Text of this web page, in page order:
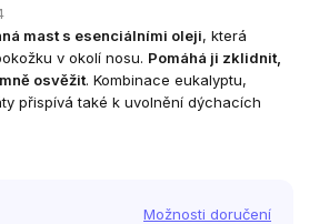
mast s esenciálními oleji, která
v okolí nosu. Pomáhá ji zklidnit,
osvěžit. Kombinace eukalyptu,
přispívá také k uvolnění dýchacích
Možnosti doručení